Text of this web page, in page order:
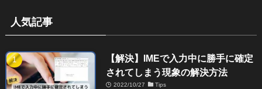
人気記事
【解決】IMEで入力中に勝手に確定
されてしまう現象の解決方法
2022/10/27 Tips